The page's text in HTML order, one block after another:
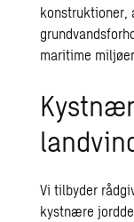
konstruktioner,
maritime miljøer.
Vi tilbyder
kystnære